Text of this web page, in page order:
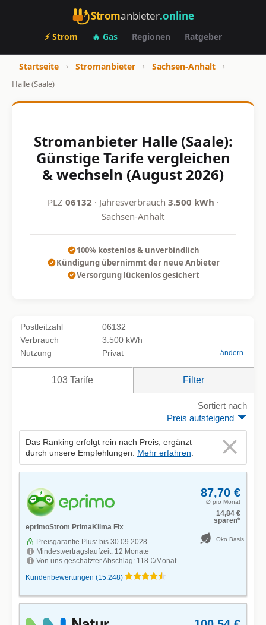
Stromanbieter.online
⚡ Strom 🔥 Gas Regionen Ratgeber
Startseite › Stromanbieter › Sachsen-Anhalt
›
Halle (Saale)
Stromanbieter Halle (Saale):
Günstige Tarife vergleichen
& wechseln (August 2026)
PLZ 06132 · Jahresverbrauch 3.500 kWh ·
Sachsen-Anhalt
100% kostenlos & unverbindlich
Kündigung übernimmt der neue Anbieter
Versorgung lückenlos gesichert